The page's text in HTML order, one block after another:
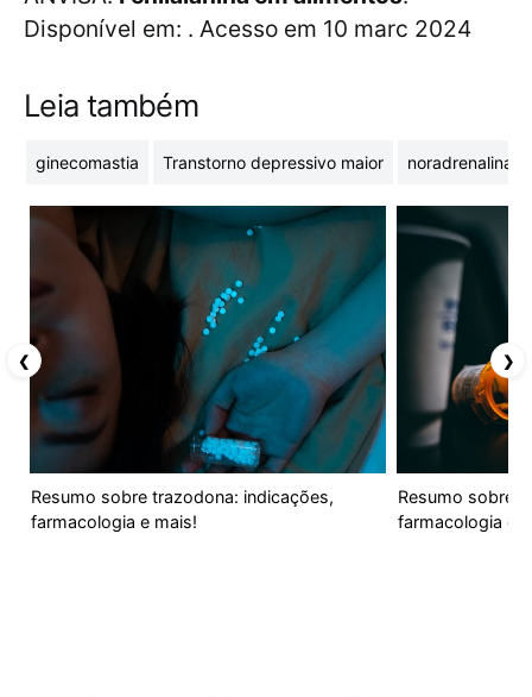
Disponível em: . Acesso em 10 marc 2024
Leia também
ginecomastia Transtorno depressivo maior noradrenalina
Resumo sobre trazodona: indicações,
farmacologia e mais!
Resumo sobre
farmacologia e
❮ ❯